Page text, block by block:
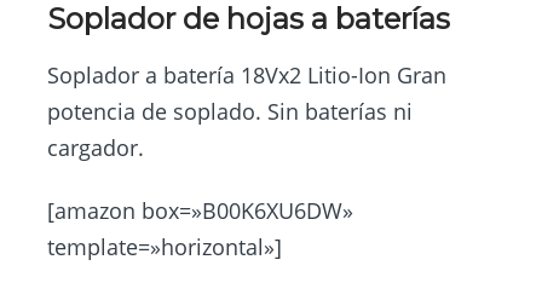
Soplador de hojas a baterías
Soplador a batería 18Vx2 Litio-Ion Gran
potencia de soplado. Sin baterías ni
cargador.
[amazon box=»B00K6XU6DW»
template=»horizontal»]